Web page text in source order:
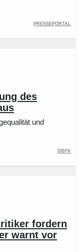
PressePortal
des
und
DBfK
fordern
warnt vor